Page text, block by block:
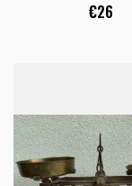
€26